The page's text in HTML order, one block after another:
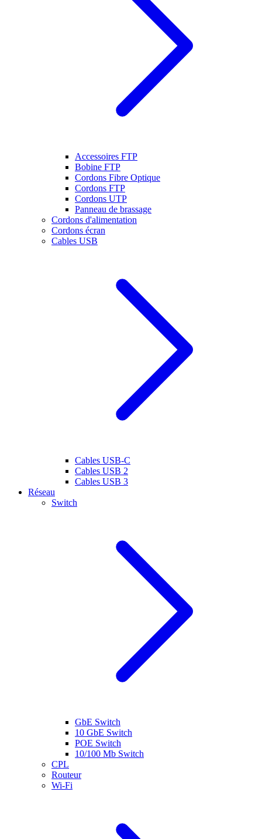
Accessoires FTP
Bobine FTP
Cordons Fibre Optique
Cordons FTP
Cordons UTP
Panneau de brassage
Cordons d'alimentation
Cordons écran
Cables USB
Cables USB-C
Cables USB 2
Cables USB 3
Réseau
Switch
GbE Switch
10 GbE Switch
POE Switch
10/100 Mb Switch
CPL
Routeur
Wi-Fi